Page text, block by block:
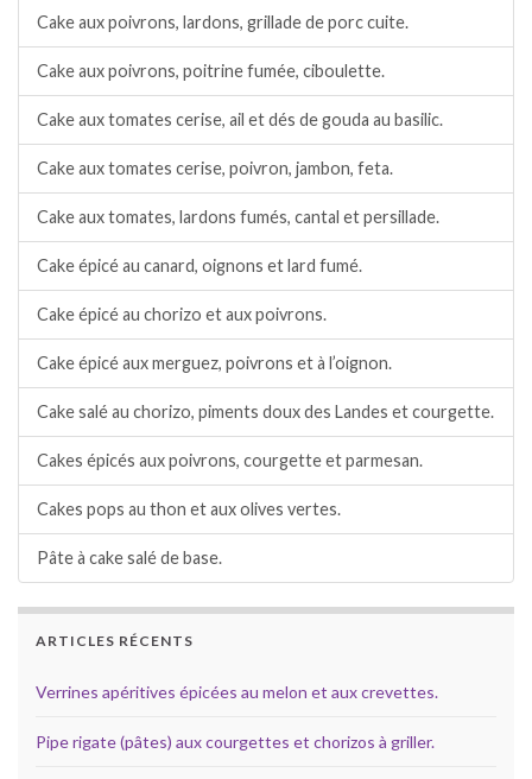
Cake aux poivrons, lardons, grillade de porc cuite.
Cake aux poivrons, poitrine fumée, ciboulette.
Cake aux tomates cerise, ail et dés de gouda au basilic.
Cake aux tomates cerise, poivron, jambon, feta.
Cake aux tomates, lardons fumés, cantal et persillade.
Cake épicé au canard, oignons et lard fumé.
Cake épicé au chorizo et aux poivrons.
Cake épicé aux merguez, poivrons et à l’oignon.
Cake salé au chorizo, piments doux des Landes et courgette.
Cakes épicés aux poivrons, courgette et parmesan.
Cakes pops au thon et aux olives vertes.
Pâte à cake salé de base.
ARTICLES RÉCENTS
Verrines apéritives épicées au melon et aux crevettes.
Pipe rigate (pâtes) aux courgettes et chorizos à griller.